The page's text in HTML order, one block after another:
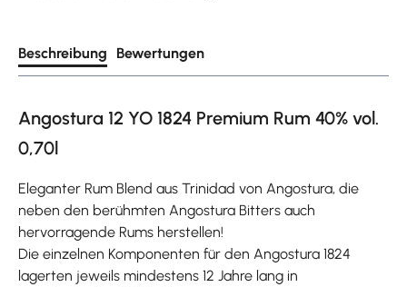
Beschreibung Bewertungen
Angostura 12 YO 1824 Premium Rum 40% vol.
0,70l
Eleganter Rum Blend aus Trinidad von Angostura, die
neben den berühmten Angostura Bitters auch
hervorragende Rums herstellen!
Die einzelnen Komponenten für den Angostura 1824
lagerten jeweils mindestens 12 Jahre lang in